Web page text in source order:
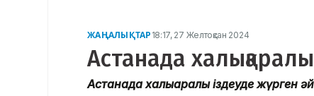
ЖАҢАЛЫҚТАР 18:17, 27 Желтоқсан 2024
Астанада
Астанада халықаралық іздеуде жүрген